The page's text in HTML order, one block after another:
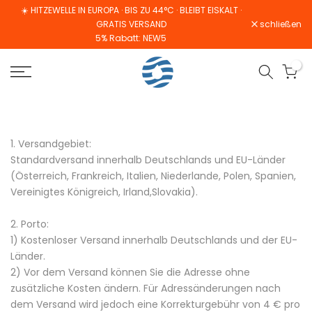
Zum
springen
☀️ HITZEWELLE IN EUROPA · BIS ZU 44°C · BLEIBT EISKALT ·
GRATIS VERSAND
5% Rabatt: NEW5
schließen
1. Versandgebiet:
Standardversand innerhalb Deutschlands und EU-Länder
(Österreich, Frankreich, Italien, Niederlande, Polen, Spanien,
Vereinigtes Königreich, Irland,Slovakia).
2. Porto:
1) Kostenloser Versand innerhalb Deutschlands und der EU-
Länder.
2) Vor dem Versand können Sie die Adresse ohne
zusätzliche Kosten ändern. Für Adressänderungen nach
dem Versand wird jedoch eine Korrekturgebühr von 4 € pro